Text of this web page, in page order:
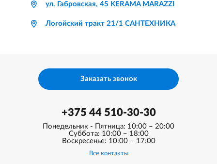
ул. Габровская, 45 KERAMA MARAZZI
Логойский тракт 21/1 САНТЕХНИКА
+375 44 510-30-30
Понедельник - Пятница: 10:00 – 20:00
Суббота: 10:00 – 18:00
Воскресенье: 10:00 – 17:00
Все контакты
Заказать звонок